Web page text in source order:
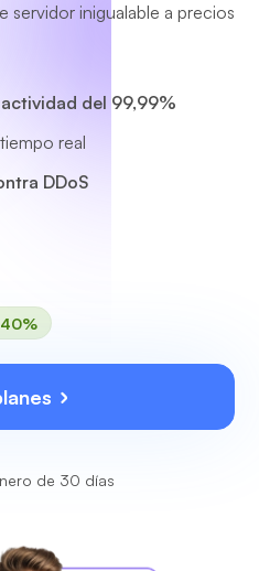
servidor inigualable a precios
del 99,99%
real
DDoS
de 30 días